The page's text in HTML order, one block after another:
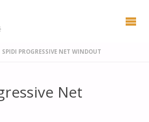
SPIDI PROGRESSIVE NET WINDOUT
Net